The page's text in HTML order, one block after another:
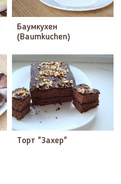
Баумкухен
(Baumkuchen)
Торт "Захер"